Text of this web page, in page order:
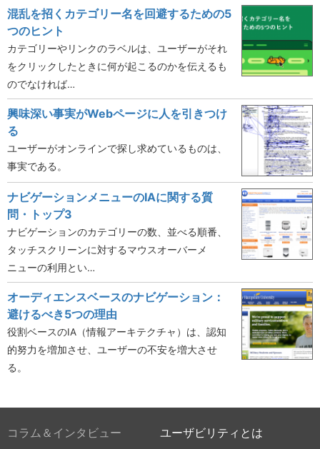
混乱を招くカテゴリー名を回避するための5
つのヒント
カテゴリーやリンクのラベルは、ユーザーがそれ
をクリックしたときに何が起こるのかを伝えるも
のでなければ…
興味深い事実がWebページに人を引きつけ
る
ユーザーがオンラインで探し求めているものは、
事実である。
ナビゲーションメニューのIAに関する質
問・トップ3
ナビゲーションのカテゴリーの数、並べる順番、
タッチスクリーンに対するマウスオーバーメ
ニューの利用とい…
オーディエンスベースのナビゲーション：
避けるべき5つの理由
役割ベースのIA（情報アーキテクチャ）は、認知
的努力を増加させ、ユーザーの不安を増大させ
る。
コラム＆インタビュー ユーザビリティとは